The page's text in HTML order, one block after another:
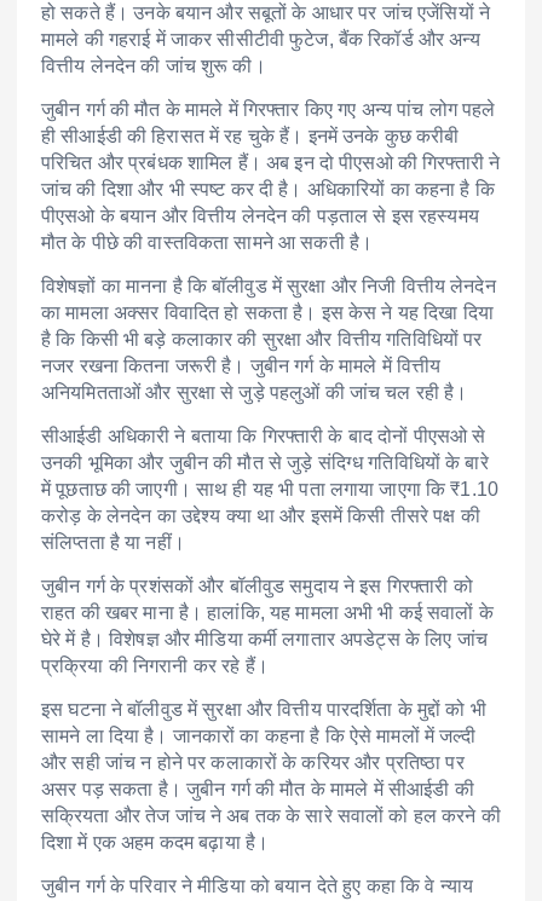
हो सकते हैं। उनके बयान और सबूतों के आधार पर जांच एजेंसियों ने
मामले की गहराई में जाकर सीसीटीवी फुटेज, बैंक रिकॉर्ड और अन्य
वित्तीय लेनदेन की जांच शुरू की।
जुबीन गर्ग की मौत के मामले में गिरफ्तार किए गए अन्य पांच लोग पहले
ही सीआईडी की हिरासत में रह चुके हैं। इनमें उनके कुछ करीबी
परिचित और प्रबंधक शामिल हैं। अब इन दो पीएसओ की गिरफ्तारी ने
जांच की दिशा और भी स्पष्ट कर दी है। अधिकारियों का कहना है कि
पीएसओ के बयान और वित्तीय लेनदेन की पड़ताल से इस रहस्यमय
मौत के पीछे की वास्तविकता सामने आ सकती है।
विशेषज्ञों का मानना है कि बॉलीवुड में सुरक्षा और निजी वित्तीय लेनदेन
का मामला अक्सर विवादित हो सकता है। इस केस ने यह दिखा दिया
है कि किसी भी बड़े कलाकार की सुरक्षा और वित्तीय गतिविधियों पर
नजर रखना कितना जरूरी है। जुबीन गर्ग के मामले में वित्तीय
अनियमितताओं और सुरक्षा से जुड़े पहलुओं की जांच चल रही है।
सीआईडी अधिकारी ने बताया कि गिरफ्तारी के बाद दोनों पीएसओ से
उनकी भूमिका और जुबीन की मौत से जुड़े संदिग्ध गतिविधियों के बारे
में पूछताछ की जाएगी। साथ ही यह भी पता लगाया जाएगा कि ₹1.10
करोड़ के लेनदेन का उद्देश्य क्या था और इसमें किसी तीसरे पक्ष की
संलिप्तता है या नहीं।
जुबीन गर्ग के प्रशंसकों और बॉलीवुड समुदाय ने इस गिरफ्तारी को
राहत की खबर माना है। हालांकि, यह मामला अभी भी कई सवालों के
घेरे में है। विशेषज्ञ और मीडिया कर्मी लगातार अपडेट्स के लिए जांच
प्रक्रिया की निगरानी कर रहे हैं।
इस घटना ने बॉलीवुड में सुरक्षा और वित्तीय पारदर्शिता के मुद्दों को भी
सामने ला दिया है। जानकारों का कहना है कि ऐसे मामलों में जल्दी
और सही जांच न होने पर कलाकारों के करियर और प्रतिष्ठा पर
असर पड़ सकता है। जुबीन गर्ग की मौत के मामले में सीआईडी की
सक्रियता और तेज जांच ने अब तक के सारे सवालों को हल करने की
दिशा में एक अहम कदम बढ़ाया है।
जुबीन गर्ग के परिवार ने मीडिया को बयान देते हुए कहा कि वे न्याय